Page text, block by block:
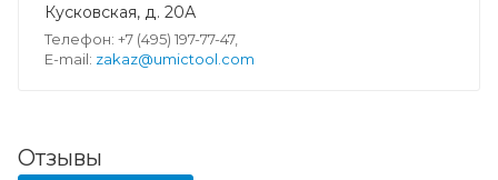
Кусковская, д. 20А
Телефон: +7 (495) 197-77-47,
E-mail: zakaz@umictool.com
Отзывы